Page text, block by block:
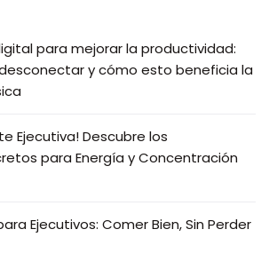
para mejorar la productividad:
y cómo esto beneficia la
Ejecutiva! Descubre los
para Energía y Concentración
Ejecutivos: Comer Bien, Sin Perder